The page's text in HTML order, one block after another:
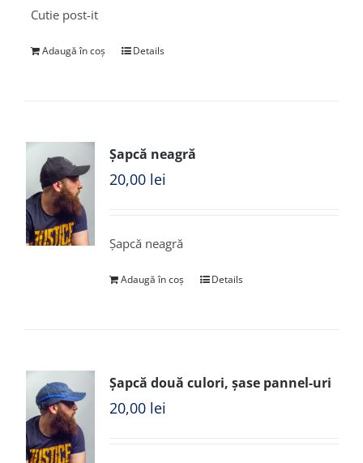
Cutie post-it
Adaugă în coș Details
Șapcă neagră
20,00 lei
Șapcă neagră
Adaugă în coș Details
Șapcă două culori, șase pannel-uri
20,00 lei